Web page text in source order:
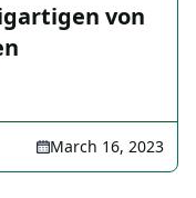
von
March 16, 2023